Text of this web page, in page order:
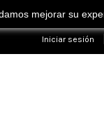
superiores a 50€ !
Iniciar sesión
mejorar su